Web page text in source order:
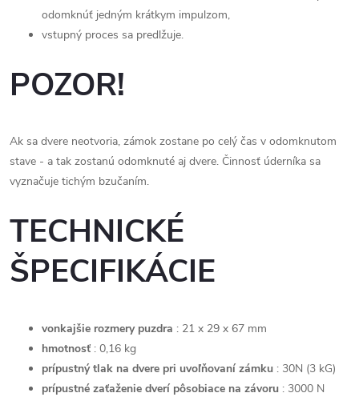
odomknúť jedným krátkym impulzom,
vstupný proces sa predlžuje.
POZOR!
Ak sa dvere neotvoria, zámok zostane po celý čas v odomknutom
stave - a tak zostanú odomknuté aj dvere. Činnosť úderníka sa
vyznačuje tichým bzučaním.
TECHNICKÉ
ŠPECIFIKÁCIE
vonkajšie rozmery puzdra : 21 x 29 x 67 mm
hmotnosť : 0,16 kg
prípustný tlak na dvere pri uvoľňovaní zámku : 30N (3 kG)
prípustné zaťaženie dverí pôsobiace na závoru : 3000 N